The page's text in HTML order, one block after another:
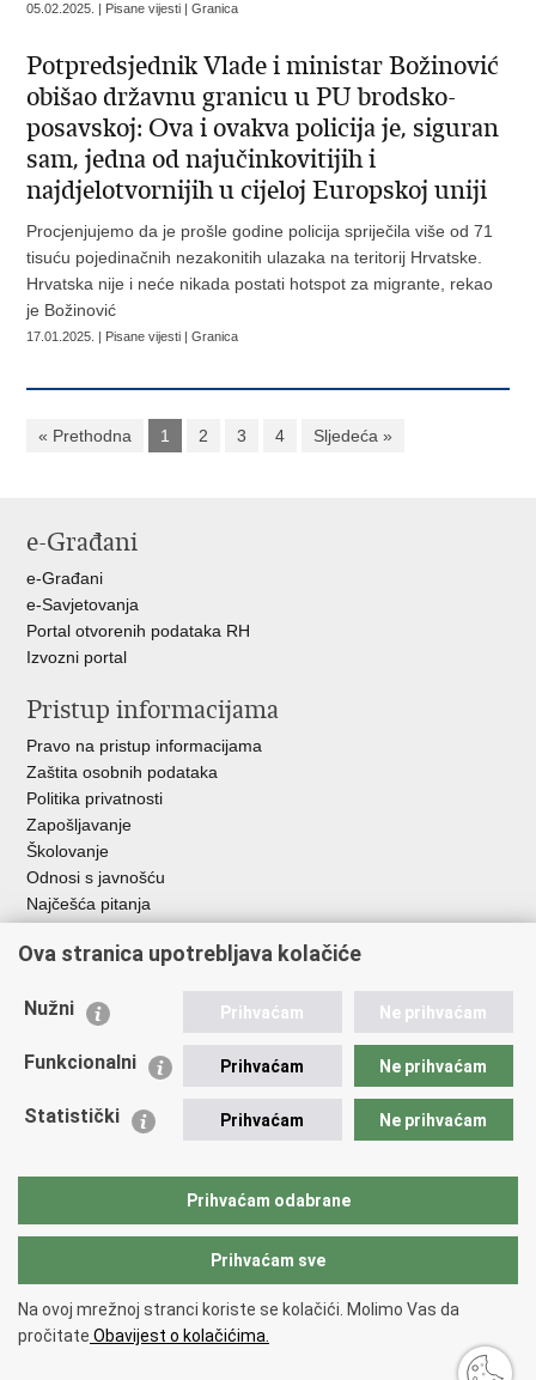
05.02.2025. | Pisane vijesti | Granica
Potpredsjednik Vlade i ministar Božinović
obišao državnu granicu u PU brodsko-
posavskoj: Ova i ovakva policija je, siguran
sam, jedna od najučinkovitijih i
najdjelotvornijih u cijeloj Europskoj uniji
Procjenjujemo da je prošle godine policija spriječila više od 71
tisuću pojedinačnih nezakonitih ulazaka na teritorij Hrvatske.
Hrvatska nije i neće nikada postati hotspot za migrante, rekao
je Božinović
17.01.2025. | Pisane vijesti | Granica
« Prethodna 1 2 3 4 Sljedeća »
e-Građani
e-Građani
e-Savjetovanja
Portal otvorenih podataka RH
Izvozni portal
Pristup informacijama
Pravo na pristup informacijama
Zaštita osobnih podataka
Politika privatnosti
Zapošljavanje
Školovanje
Odnosi s javnošću
Najčešća pitanja
Važne poveznice
EMN Nacionalna kontaktna točka za Republiku Hrvatsku
Policijska akademija
Zaklada policijske solidarnosti
Sindikati
Copyright © 2026 Ravnateljstvo policije.
pristupačnosti.
Ova stranica upotrebljava kolačiće
Nužni Prihvaćam Ne prihvaćam
Funkcionalni Prihvaćam Ne prihvaćam
Statistički Prihvaćam Ne prihvaćam
Prihvaćam odabrane
Prihvaćam sve
Na ovoj mrežnoj stranci koriste se kolačići. Molimo Vas da
pročitate Obavijest o kolačićima.